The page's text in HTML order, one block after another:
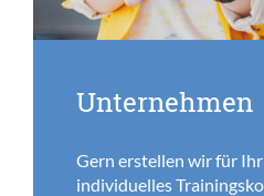
Unternehmen
Gern erstellen wir für
individuelles